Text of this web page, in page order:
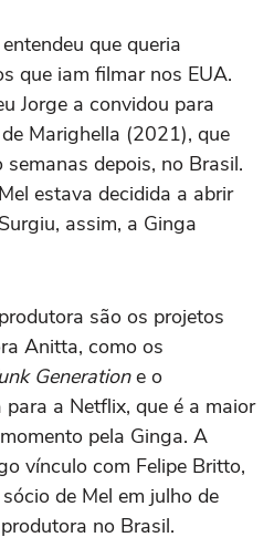
que queria
que iam filmar nos EUA.
Jorge a convidou para
Marighella (2021), que
depois, no Brasil.
estava decidida a abrir
assim, a Ginga
são os projetos
Anitta, como os
Generatione o
a Netflix, que é a maior
pela Ginga. A
vínculo com Felipe Britto,
de Mel em julho de
no Brasil.